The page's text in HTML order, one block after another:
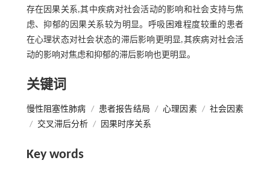
存在因果关系,其中疾病对社会活动的影响和社会支持与焦
虑、抑郁的因果关系较为明显。呼吸困难程度较重的患者
在心理状态对社会状态的滞后影响更明显,其疾病对社会活
动的影响对焦虑和抑郁的滞后影响也更明显。
关键词
慢性阻塞性肺病 / 患者报告结局 / 心理因素 / 社会因素
/
交叉滞后分析 / 因果时序关系
Key words